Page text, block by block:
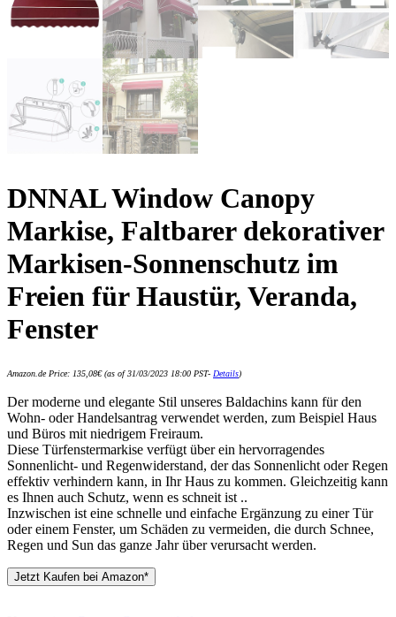
DNNAL Window Canopy
Markise, Faltbarer dekorativer
Markisen-Sonnenschutz im
Freien für Haustür, Veranda,
Fenster
Amazon.de Price: 135,08€(as of 31/03/2023 18:00 PST- Details)
Der moderne und elegante Stil unseres Baldachins kann für den
Wohn- oder Handelsantrag verwendet werden, zum Beispiel Haus
und Büros mit niedrigem Freiraum.
Diese Türfenstermarkise verfügt über ein hervorragendes
Sonnenlicht- und Regenwiderstand, der das Sonnenlicht oder Regen
effektiv verhindern kann, in Ihr Haus zu kommen. Gleichzeitig kann
es Ihnen auch Schutz, wenn es schneit ist ..
Inzwischen ist eine schnelle und einfache Ergänzung zu einer Tür
oder einem Fenster, um Schäden zu vermeiden, die durch Schnee,
Regen und Sun das ganze Jahr über verursacht werden.
Jetzt Kaufen bei Amazon*